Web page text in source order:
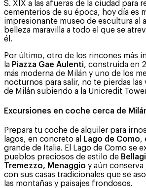
S. XIX a las afueras de la ciudad para
cementerios de su época, hoy día es
impresionante museo de escultura al
belleza maravilla a todo el que se
él.
Por último, otro de los rincones más
la Piazza Gae Aulenti, construida en
más moderna de Milán y uno de los
nocturnos para salir, no te pierdas las
de Milán subiendo a la Unicredit
Excursiones en coche cerca de
Prepara tu coche de alquiler para
lagos, en concreto al
Lago de Como,
grande de Italia. El Lago de Como se
pueblos preciosos de estilo de
Tremezzo, Menaggio y aún conserva
con sus casas tradicionales que se
las montañas y paisajes frondosos.